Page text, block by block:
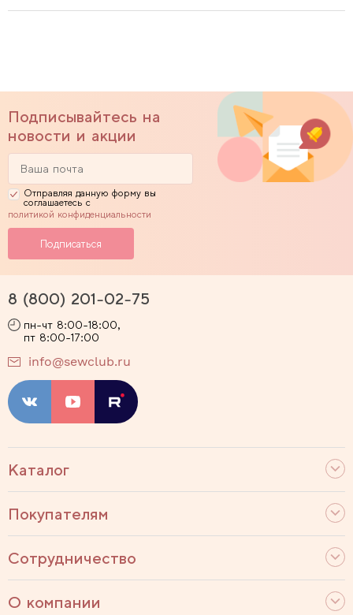
Подписывайтесь на
новости и акции
Отправляя данную форму вы
соглашаетесь с
политикой конфиденциальности
Каталог
Покупателям
Сотрудничество
О компании
8 (800) 201-02-75
пн-чт 8:00-18:00,
пт 8:00-17:00
info@sewclub.ru